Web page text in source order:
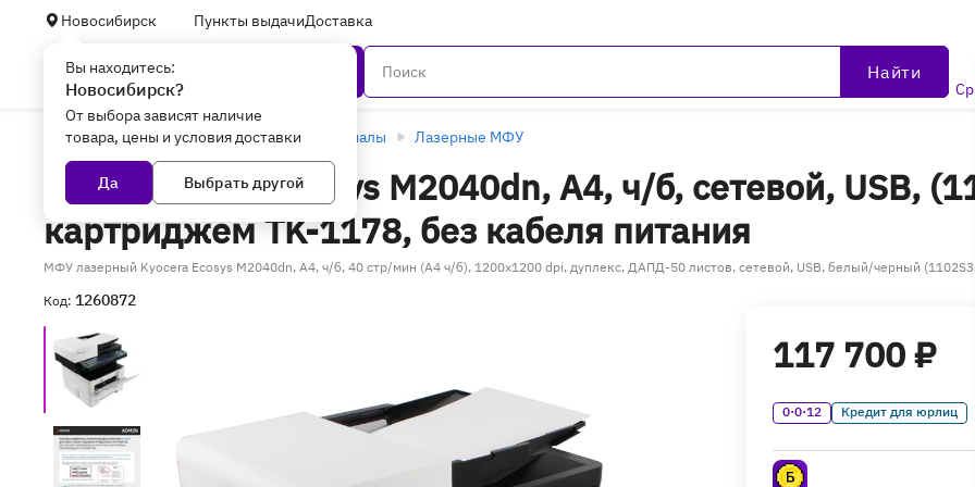
Новосибирск Пункты выдачиДоставка
Вы находитесь:
Новосибирск?
От выбора зависят наличие
товара, цены и условия доставки
Да Выбрать другой
Найти
Главная Оргтехника и расходные материалы Лазерные МФУ
МФУ Kyocera Ecosys M2040dn, A4, ч/б, сетевой, USB,
картриджем TK-1178, без кабеля питания
МФУ лазерный Kyocera Ecosys M2040dn, A4, ч/б, 40 стр/мин (A4 ч/б), 1200x1200 dpi, дуплекс, ДАПД-50 листов, сетевой, USB, белый/черный
Код: 1260872
117 700 ₽
0·0·12 Кредит для юрлиц